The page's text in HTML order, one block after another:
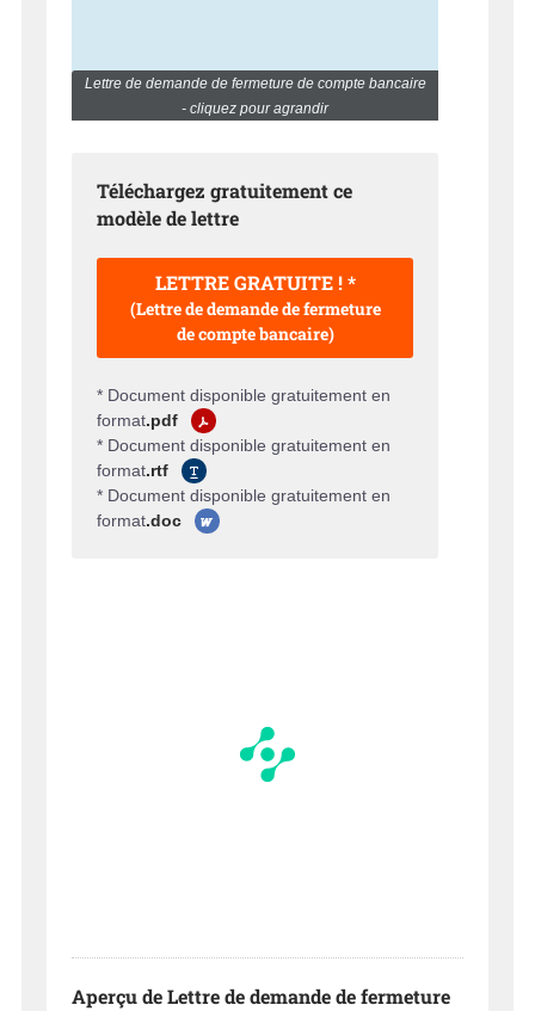
Lettre de demande de fermeture de compte bancaire
- cliquez pour agrandir
Téléchargez gratuitement ce
modèle de lettre
LETTRE GRATUITE ! *
(Lettre de demande de fermeture
de compte bancaire)
* Document disponible gratuitement en
format.pdf
* Document disponible gratuitement en
format.rtf
* Document disponible gratuitement en
format.doc
Aperçu de Lettre de demande de fermeture